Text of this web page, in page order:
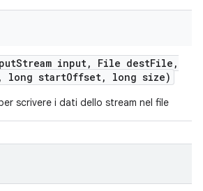
Stream input, File destFile ,
, long startOffset, long size)
scrivere i dati dello stream nel file